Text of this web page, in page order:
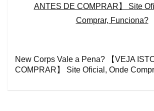
New Corps Vale a Pena? 【VEJA
COMPRAR】 Site Oficial, Onde